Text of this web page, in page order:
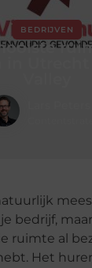
BEDRIJVEN
bedrijf,
ruimte al
Het